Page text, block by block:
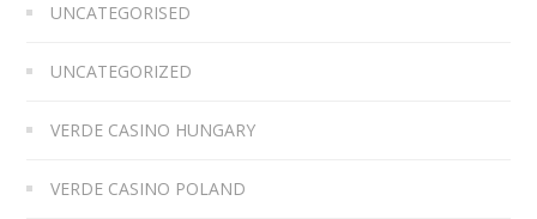
UNCATEGORISED
UNCATEGORIZED
VERDE CASINO HUNGARY
VERDE CASINO POLAND